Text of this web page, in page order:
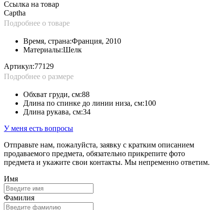
Ссылка на товар
Captha
Подробнее о товаре
Материалы:Шелк
Время, страна:Франция, 2010
Артикул:77129
Подробнее о размере
Длина рукава, см:34
Длина по спинке до линии низа, см:100
Обхват груди, см:88
У меня есть вопросы
Отправьте нам, пожалуйста, заявку с кратким описанием
продаваемого предмета, обязательно прикрепите фото
предмета и укажите свои контакты. Мы непременно ответим.
Имя
Фамилия